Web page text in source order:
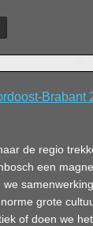
Brabant
de regio
een
we
grote
of doen we